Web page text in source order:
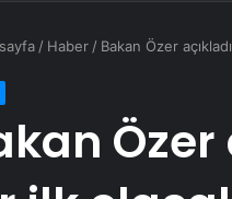
/ Haber / Bakan Özer
Özer